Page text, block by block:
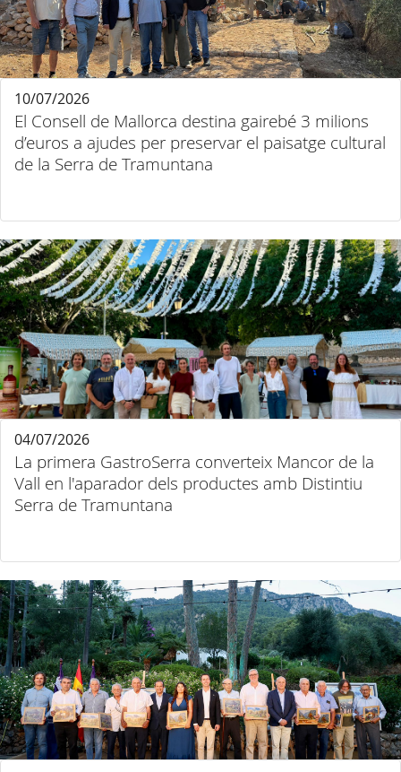
El Consell de Mallorca destina gairebé 3 milions
d’euros a ajudes per preservar el paisatge cultural
de la Serra de Tramuntana
10/07/2026
La primera GastroSerra converteix Mancor de la
Vall en l'aparador dels productes amb Distintiu
Serra de Tramuntana
04/07/2026